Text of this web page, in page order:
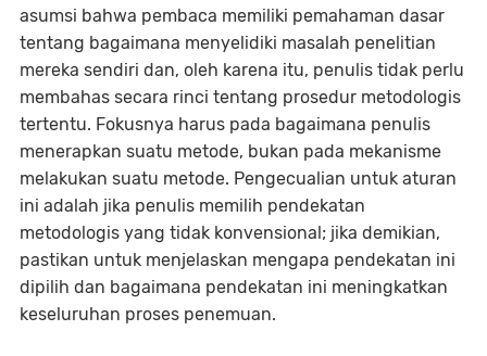
asumsi bahwa pembaca memiliki pemahaman dasar
tentang bagaimana menyelidiki masalah penelitian
mereka sendiri dan, oleh karena itu, penulis tidak perlu
membahas secara rinci tentang prosedur metodologis
tertentu. Fokusnya harus pada bagaimana penulis
menerapkan suatu metode, bukan pada mekanisme
melakukan suatu metode. Pengecualian untuk aturan
ini adalah jika penulis memilih pendekatan
metodologis yang tidak konvensional; jika demikian,
pastikan untuk menjelaskan mengapa pendekatan ini
dipilih dan bagaimana pendekatan ini meningkatkan
keseluruhan proses penemuan.